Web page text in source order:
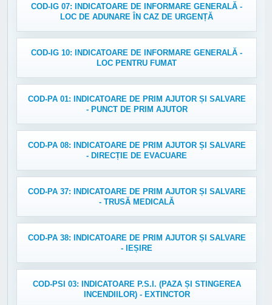
COD-IG 07: INDICATOARE DE INFORMARE GENERALĂ -
LOC DE ADUNARE ÎN CAZ DE URGENȚĂ
COD-IG 10: INDICATOARE DE INFORMARE GENERALĂ -
LOC PENTRU FUMAT
COD-PA 01: INDICATOARE DE PRIM AJUTOR ȘI SALVARE
- PUNCT DE PRIM AJUTOR
COD-PA 08: INDICATOARE DE PRIM AJUTOR ȘI SALVARE
- DIRECȚIE DE EVACUARE
COD-PA 37: INDICATOARE DE PRIM AJUTOR ȘI SALVARE
- TRUSĂ MEDICALĂ
COD-PA 38: INDICATOARE DE PRIM AJUTOR ȘI SALVARE
- IEȘIRE
COD-PSI 03: INDICATOARE P.S.I. (PAZA ȘI STINGEREA
INCENDIILOR) - EXTINCTOR